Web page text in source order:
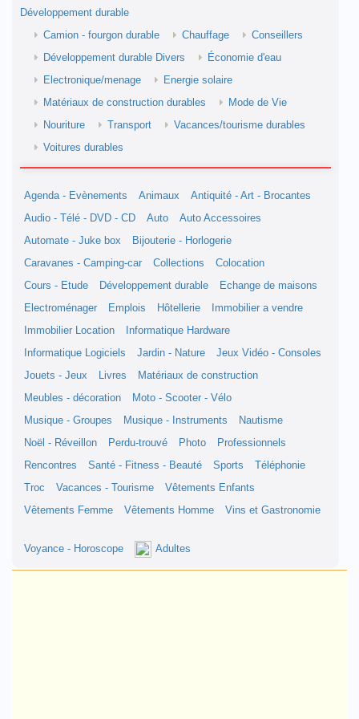
Développement durable
Camion - fourgon durable
Chauffage
Conseillers
Développement durable Divers
Économie d'eau
Electronique/menage
Energie solaire
Matériaux de construction durables
Mode de Vie
Nouriture
Transport
Vacances/tourisme durables
Voitures durables
Agenda - Evènements Animaux
Antiquité - Art - Brocantes
Audio - Télé - DVD - CD
Auto
Auto Accessoires
Automate - Juke box
Bijouterie - Horlogerie
Caravanes - Camping-car
Collections
Colocation
Cours - Etude
Développement durable
Echange de maisons
Electroménager
Emplois Hôtellerie
Immobilier a vendre
Immobilier Location
Informatique Hardware
Informatique Logiciels
Jardin - Nature
Jeux Vidéo - Consoles
Jouets - Jeux
Livres
Matériaux de construction
Meubles - décoration
Moto - Scooter - Vélo
Musique - Groupes
Musique - Instruments
Nautisme
Noël - Réveillon
Perdu-trouvé Photo
Professionnels
Rencontres
Santé - Fitness - Beauté Sports
Téléphonie
Troc
Vacances - Tourisme
Vêtements Enfants
Vêtements Femme
Vêtements Homme Vins et Gastronomie
Voyance - Horoscope Adultes